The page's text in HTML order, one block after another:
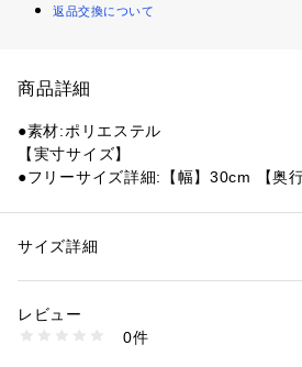
返品交換について
商品詳細
●素材:ポリエステル
【実寸サイズ】
●フリーサイズ詳細:【幅】30cm 【奥
●丈夫で耐久性に優れるCORDURA(コ
●フロントには立体的なポケットを2室
にメッシュ素材のボトルポケットを装
性別：レディース
商品番号：
10893499501 （ショップ）
サイズ詳細
レビュー
0件